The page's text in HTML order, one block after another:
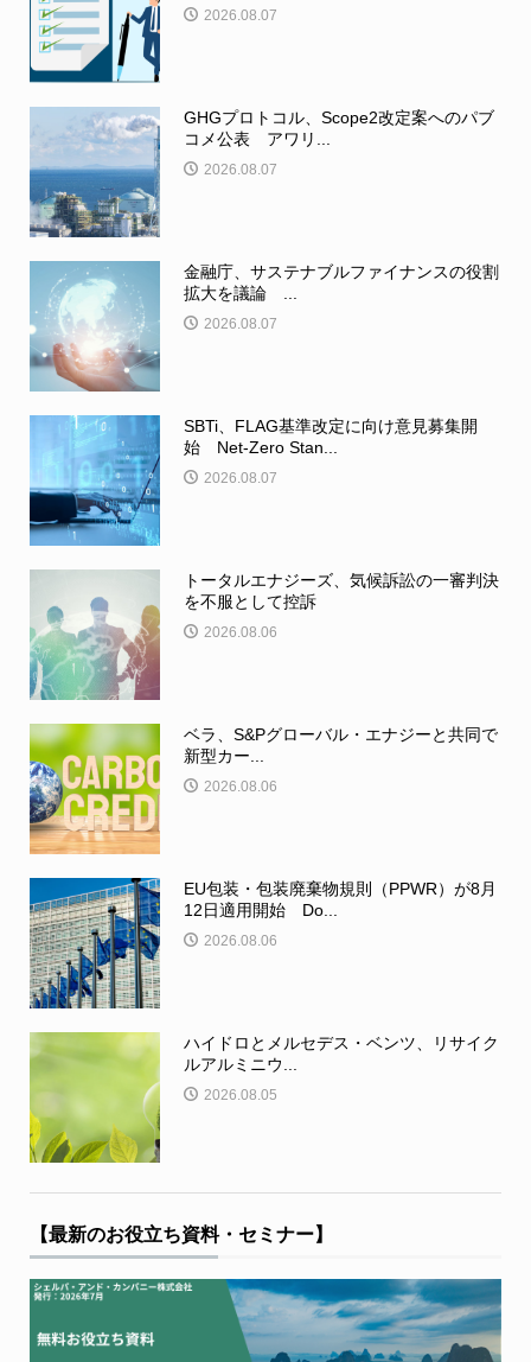
2026.08.07
GHGプロトコル、Scope2改定案へのパブ
コメ公表 アワリ...
2026.08.07
金融庁、サステナブルファイナンスの役割
拡大を議論 ...
2026.08.07
SBTi、FLAG基準改定に向け意見募集開
始 Net-Zero Stan...
2026.08.07
トータルエナジーズ、気候訴訟の一審判決
を不服として控訴
2026.08.06
ベラ、S&Pグローバル・エナジーと共同で
新型カー...
2026.08.06
EU包装・包装廃棄物規則（PPWR）が8月
12日適用開始 Do...
2026.08.06
ハイドロとメルセデス・ベンツ、リサイク
ルアルミニウ...
2026.08.05
【最新のお役立ち資料・セミナー】